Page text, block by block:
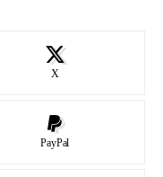
X
PayPal